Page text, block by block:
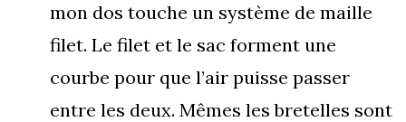
mon dos touche un système de maille
filet. Le filet et le sac forment une
courbe pour que l’air puisse passer
entre les deux. Mêmes les bretelles sont